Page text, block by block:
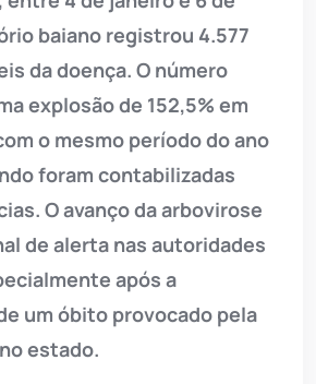
baiano registrou 4.577
da doença. O número
explosão de 152,5% em
o mesmo período do ano
foram contabilizadas
O avanço da arbovirose
de alerta nas autoridades
após a
um óbito provocado pela
estado.